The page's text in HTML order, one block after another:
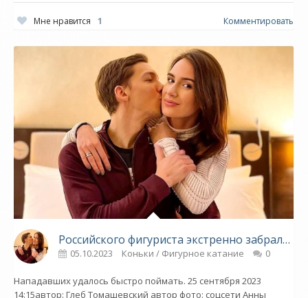
Мне нравится 1 Комментировать
Российского фигуриста экстренно забрали в больницу. Олимпийский чемпион защищал жену - «Фигурное катание»
05.10.2023 Коньки / Фигурное катание 0
Нападавших удалось быстро поймать. 25 сентября 2023
14:15автор: Глеб Томашевский автор фото: соцсети Анны